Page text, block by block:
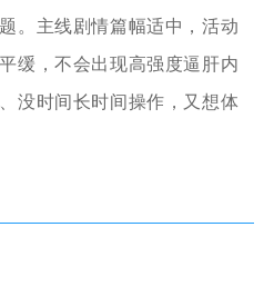
。主线剧情篇幅适中，活动
缓，不会出现高强度逼肝内
没时间长时间操作，又想体